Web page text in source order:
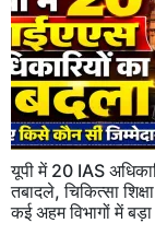
यूपी में 20 IAS
तबादले, चिकित्सा
कई अहम विभागों में